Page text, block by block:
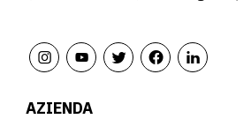
AZIENDA